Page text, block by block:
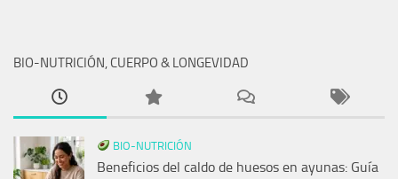
BIO-NUTRICIÓN, CUERPO & LONGEVIDAD
BIO-NUTRICIÓN
Beneficios del caldo de huesos en ayunas: Guía